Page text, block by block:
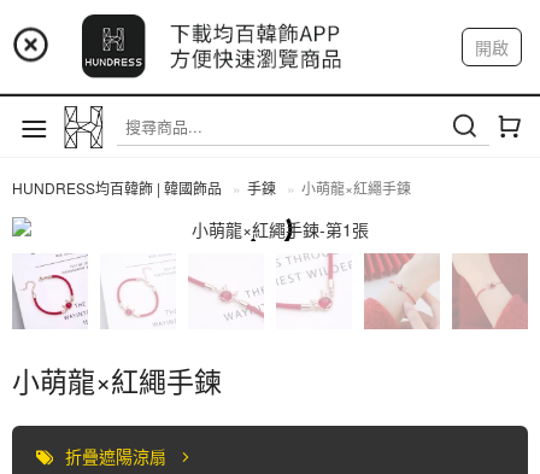
📢 市集預告：9/12-9/13 八里海巡基地
📢 市集預告：8/22-8/23 桃園青埔置地廣場
開啟
註冊 我的帳戶
HUNDRESS均百韓飾 | 韓國飾品 手鍊 小萌龍×紅繩手鍊
小萌龍×紅繩手鍊
折疊遮陽涼扇